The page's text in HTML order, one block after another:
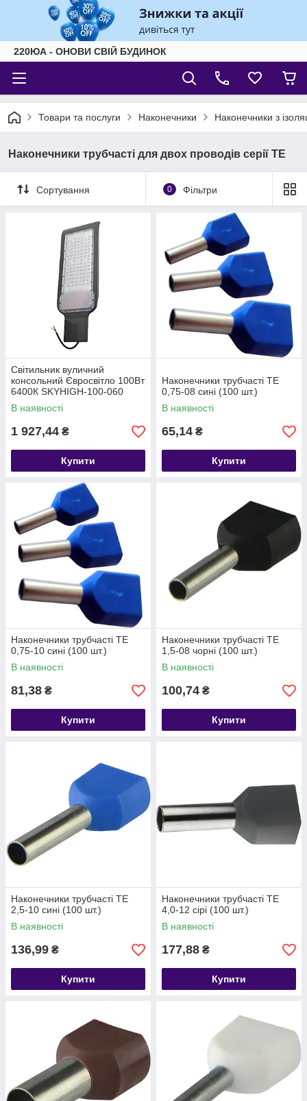
220ЮА - ОНОВИ СВІЙ БУДИНОК
Товари та послуги Наконечники Наконечники з
Наконечники трубчасті для двох проводів серії ТЕ
Сортування 0 Фільтри
Світильник вуличний
консольний Євросвітло 100Вт
6400К SKYHIGH-100-060
В наявності
1 927,44 ₴
Купити
Наконечники трубчасті ТЕ
0,75-08 сині (100 шт.)
В наявності
65,14 ₴
Купити
Наконечники трубчасті ТЕ
0,75-10 сині (100 шт.)
В наявності
81,38 ₴
Купити
Наконечники трубчасті ТЕ
1,5-08 чорні (100 шт.)
В наявності
100,74 ₴
Купити
Наконечники трубчасті ТЕ
2,5-10 сині (100 шт.)
В наявності
136,99 ₴
Купити
Наконечники трубчасті ТЕ
4,0-12 сірі (100 шт.)
В наявності
177,88 ₴
Купити